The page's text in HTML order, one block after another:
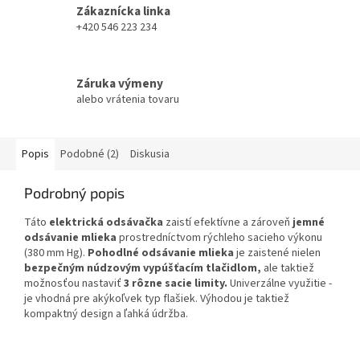
Zákaznícka linka
+420 546 223 234
Záruka výmeny
alebo vrátenia tovaru
Popis Podobné (2) Diskusia
Podrobný popis
Táto elektrická odsávačka zaistí efektívne a zároveňjemné
odsávanie mlieka prostredníctvom rýchleho sacieho výkonu
(380 mm Hg). Pohodlné odsávanie mlieka je zaistené nielen
bezpečným núdzovým vypúšťacím tlačidlom, ale taktiež
možnosťou nastaviť 3 rôzne sacie limity. Univerzálne využitie -
je vhodná pre akýkoľvek typ flašiek. Výhodou je taktiež
kompaktný design a ľahká údržba.